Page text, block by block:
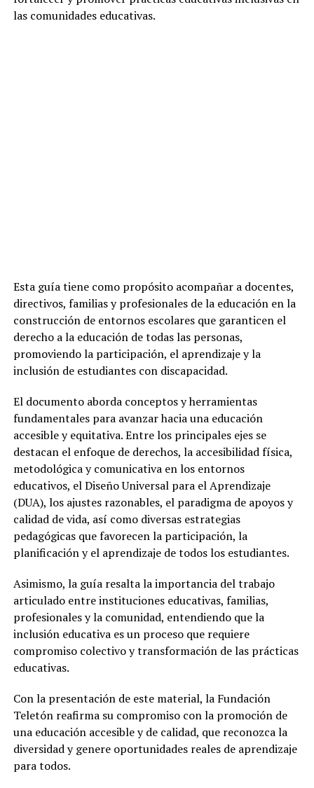
las comunidades educativas.
Esta guía tiene como propósito acompañar a docentes,
directivos, familias y profesionales de la educación en la
construcción de entornos escolares que garanticen el
derecho a la educación de todas las personas,
promoviendo la participación, el aprendizaje y la
inclusión de estudiantes con discapacidad.
El documento aborda conceptos y herramientas
fundamentales para avanzar hacia una educación
accesible y equitativa. Entre los principales ejes se
destacan el enfoque de derechos, la accesibilidad física,
metodológica y comunicativa en los entornos
educativos, el Diseño Universal para el Aprendizaje
(DUA), los ajustes razonables, el paradigma de apoyos y
calidad de vida, así como diversas estrategias
pedagógicas que favorecen la participación, la
planificación y el aprendizaje de todos los estudiantes.
Asimismo, la guía resalta la importancia del trabajo
articulado entre instituciones educativas, familias,
profesionales y la comunidad, entendiendo que la
inclusión educativa es un proceso que requiere
compromiso colectivo y transformación de las prácticas
educativas.
Con la presentación de este material, la Fundación
Teletón reafirma su compromiso con la promoción de
una educación accesible y de calidad, que reconozca la
diversidad y genere oportunidades reales de aprendizaje
para todos.